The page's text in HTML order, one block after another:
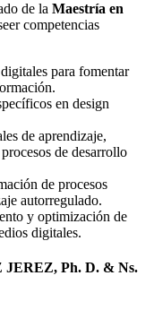
de la Maestría en
competencias
para fomentar
en design
de aprendizaje,
de desarrollo
de procesos
autorregulado.
y optimización de
digitales.
Ph. D. & Ns.